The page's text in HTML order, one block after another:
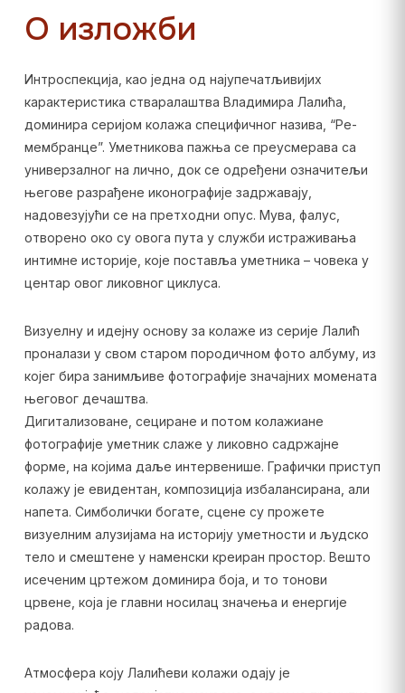
О изложби
Интроспекција, као једна од најупечатљивијих
карактеристика стваралаштва Владимира Лалића,
доминира серијом колажа специфичног назива, “Ре-
мембранце”. Уметникова пажња се преусмерава са
универзалног на лично, док се одређени означитељи
његове разрађене иконографије задржавају,
надовезујући се на претходни опус. Мува, фалус,
отворено око су овога пута у служби истраживања
интимне историје, које поставља уметника – човека у
центар овог ликовног циклуса.
Визуелну и идејну основу за колаже из серије Лалић
проналази у свом старом породичном фото албуму, из
којег бира занимљиве фотографије значајних момената
његовог дечаштва.
Дигитализоване, сециране и потом колажиане
фотографије уметник слаже у ликовно садржајне
форме, на којима даље интервенише. Графички приступ
колажу је евидентан, композиција избалансирана, али
напета. Симболички богате, сцене су прожете
визуелним алузијама на историју уметности и људско
тело и смештене у наменски креиран простор. Вешто
исеченим цртежом доминира боја, и то тонови
црвене, која је главни носилац значења и енергије
радова.
Атмосфера коју Лалићеви колажи одају је